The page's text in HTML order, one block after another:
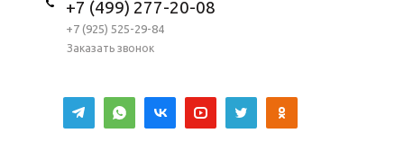
+7 (499) 277-20-08
+7 (925) 525-29-84
Заказать звонок